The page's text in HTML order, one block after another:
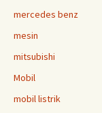
mercedes benz
mesin
mitsubishi
Mobil
mobil listrik